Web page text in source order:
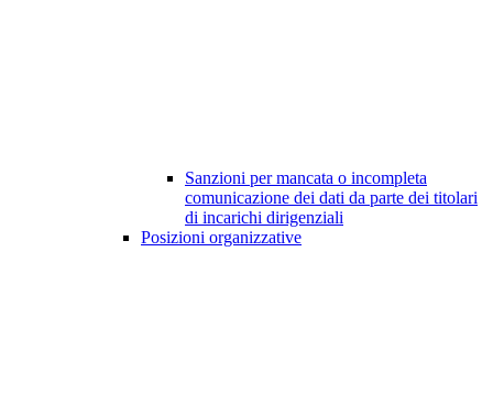
Sanzioni per mancata o incompleta
comunicazione dei dati da parte dei titolari
di incarichi dirigenziali
Posizioni organizzative